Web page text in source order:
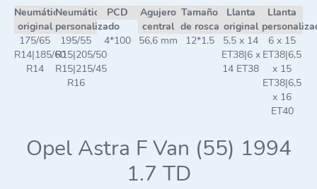
Neumático
original
Neumático
personalizado
PCD
Agujero
central
Tamaño
de rosca
Llanta
original
Llanta
175/65
R14|185/60
R14
195/55
R15|205/50
R15|215/45
R16
4*100 56,6 mm 12*1.5
5,5 x 14
ET38|6 x
14 ET38
6 x 15
ET38|6,5
x 15
ET38|6,5
x 16
ET40
Opel Astra F Van (55) 1994
1.7 TD